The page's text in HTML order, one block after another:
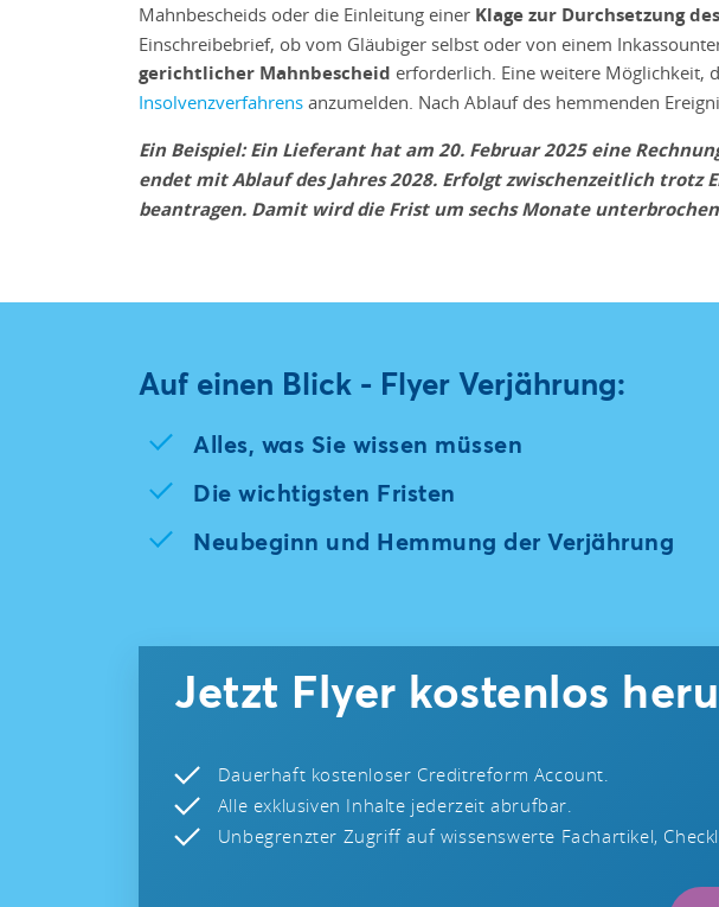
Mahnbescheids oder die Einleitung einer Klage zur Durchsetzung
Einschreibebrief, ob vom Gläubiger selbst oder von einem
gerichtlicher Mahnbescheid erforderlich. Eine weitere Möglichkeit,
Insolvenzverfahrens anzumelden. Nach Ablauf des hemmenden
Ein Beispiel: Ein Lieferant hat am 20. Februar 2025 eine
endet mit Ablauf des Jahres 2028. Erfolgt zwischenzeitlich
beantragen. Damit wird die Frist um sechs Monate
Auf einen Blick - Flyer Verjährung:
Alles, was Sie wissen müssen
Die wichtigsten Fristen
Neubeginn und Hemmung der Verjährung
Jetzt Flyer kostenlos
Dauerhaft kostenloser Creditreform Account.
Alle exklusiven Inhalte jederzeit abrufbar.
Unbegrenzter Zugriff auf wissenswerte Fachartikel,